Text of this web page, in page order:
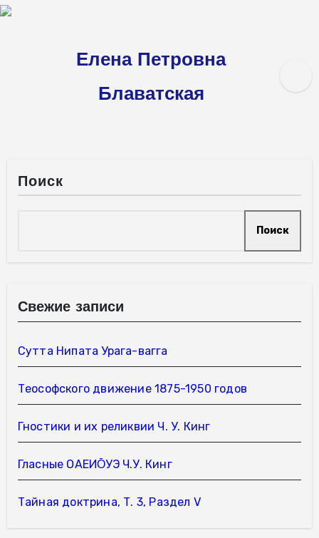
Перейти
Елена Петровна
Блаватская
Поиск
Поиск
Свежие записи
Сутта Нипата Урага-вагга
Теософского движение 1875-1950 годов
Гностики и их реликвии Ч. У. Кинг
Гласные ОАЕИО̄УЭ Ч.У. Кинг
Тайная доктрина, Т. 3, Раздел V